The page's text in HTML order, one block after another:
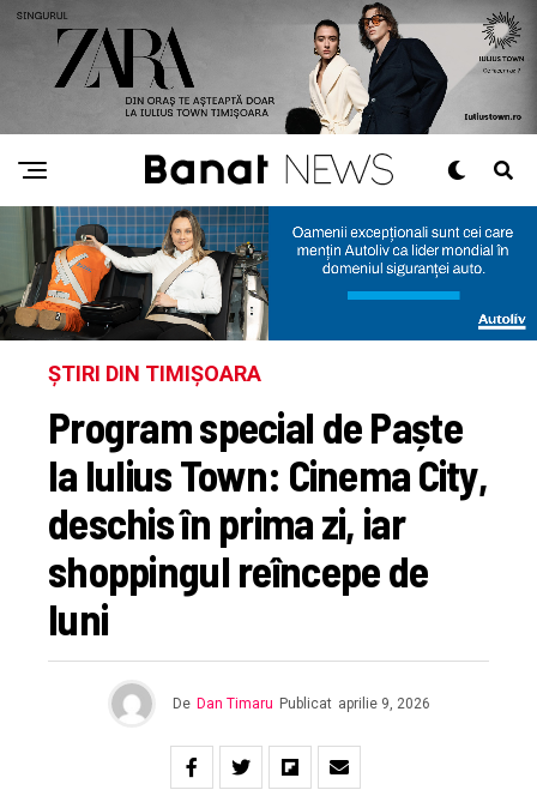
ȘTIRI DIN TIMIȘOARA
Program special de Paște
la Iulius Town: Cinema City,
deschis în prima zi, iar
shoppingul reîncepe de
luni
De Dan Timaru Publicat aprilie 9, 2026